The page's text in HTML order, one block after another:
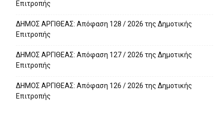
Επιτροπής
ΔΗΜΟΣ ΑΡΓΙΘΕΑΣ: Απόφαση 128 / 2026 της Δημοτικής
Επιτροπής
ΔΗΜΟΣ ΑΡΓΙΘΕΑΣ: Απόφαση 127 / 2026 της Δημοτικής
Επιτροπής
ΔΗΜΟΣ ΑΡΓΙΘΕΑΣ: Απόφαση 126 / 2026 της Δημοτικής
Επιτροπής